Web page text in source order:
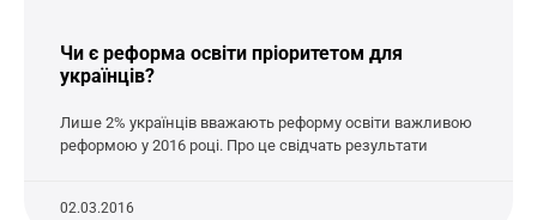
Чи є реформа освіти пріоритетом для
українців?
Лише 2% українців вважають реформу освіти важливою
реформою у 2016 році. Про це свідчать результати
02.03.2016